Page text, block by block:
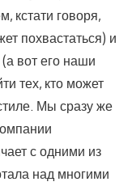
кстати говоря,
похвастаться) и
вот его наши
тех, кто может
Мы сразу же
с одними из
над многими